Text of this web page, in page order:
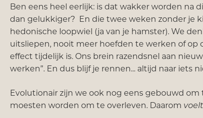
Ben eens heel eerlijk: is dat wakker worden na
dan gelukkiger? En die twee weken zonder je
hedonische loopwiel (ja van je hamster). We
uitsliepen, nooit meer hoefden te werken of op
effect tijdelijk is. Ons brein razendsnel aan
werken”. En dus blijf je rennen... altijd naar iets
Evolutionair zijn we ook nog eens gebouwd
moesten worden om te overleven. Daarom voelt